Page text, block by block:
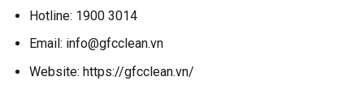
Hotline: 1900 3014
Email: info@gfcclean.vn
Website: https://gfcclean.vn/